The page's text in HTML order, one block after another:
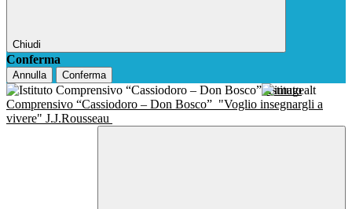
Chiudi
Conferma
Annulla Conferma
Istituto
Comprensivo “Cassiodoro – Don Bosco” "Voglio insegnargli a
vivere" J.J.Rousseau